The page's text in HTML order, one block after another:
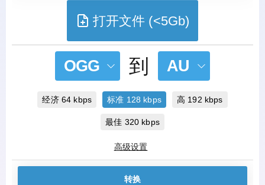
打开文件 (<5Gb)
OGG 到 AU
经济 64 kbps 标准 128 kbps 高 192 kbps
最佳 320 kbps
高级设置
转换